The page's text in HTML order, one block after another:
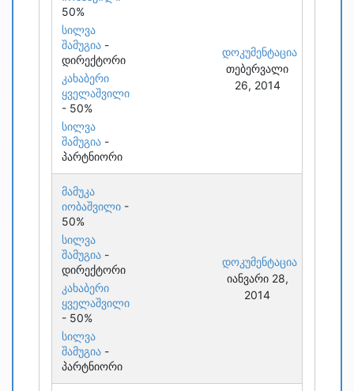
50%
სილვა
შამუგია -
დირექტორი
კახაბერი
ყველაშვილი
- 50%
სილვა
შამუგია -
პარტნიორი
დოკუმენტაცია
თებერვალი
26, 2014
მამუკა
იობაშვილი -
50%
სილვა
შამუგია -
დირექტორი
კახაბერი
ყველაშვილი
- 50%
სილვა
შამუგია -
პარტნიორი
დოკუმენტაცია
იანვარი 28,
2014